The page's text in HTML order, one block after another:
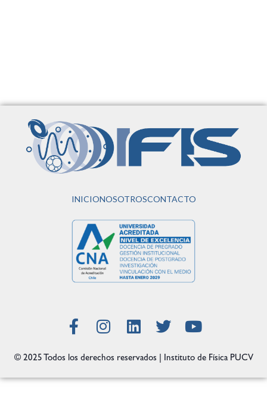
INICIONOSOTROSCONTACTO
© 2025 Todos los derechos reservados | Instituto de Física PUCV